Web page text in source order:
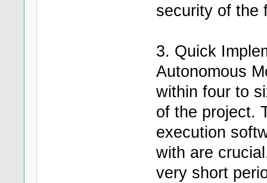
security of the
3. Quick
Autonomous
within four to
of the project.
execution
with are
very short